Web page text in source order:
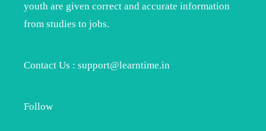
youth are given correct and accurate information
from studies to jobs.
Contact Us : support@learntime.in
Follow